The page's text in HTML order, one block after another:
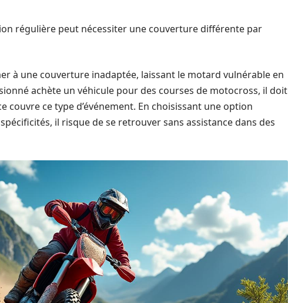
régulière peut nécessiter une couverture différente par
à une couverture inadaptée, laissant le motard vulnérable en
achète un véhicule pour des courses de motocross, il doit
ce type d’événement. En choisissant une option
il risque de se retrouver sans assistance dans des